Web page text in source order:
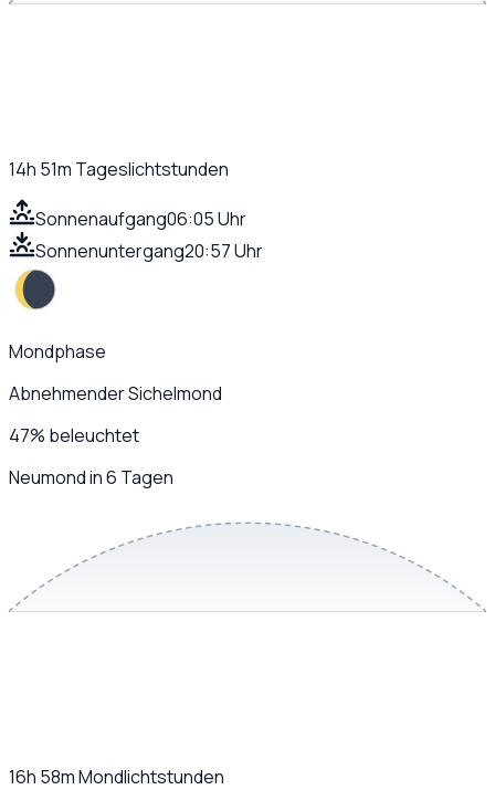
14h 51m Tageslichtstunden
Sonnenaufgang06:05 Uhr
Sonnenuntergang20:57 Uhr
Mondphase
Abnehmender Sichelmond
47% beleuchtet
Neumond in 6 Tagen
16h 58mMondlichtstunden